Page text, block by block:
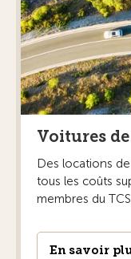
Voitures
Des locations
tous les coûts
membres du
En savoir